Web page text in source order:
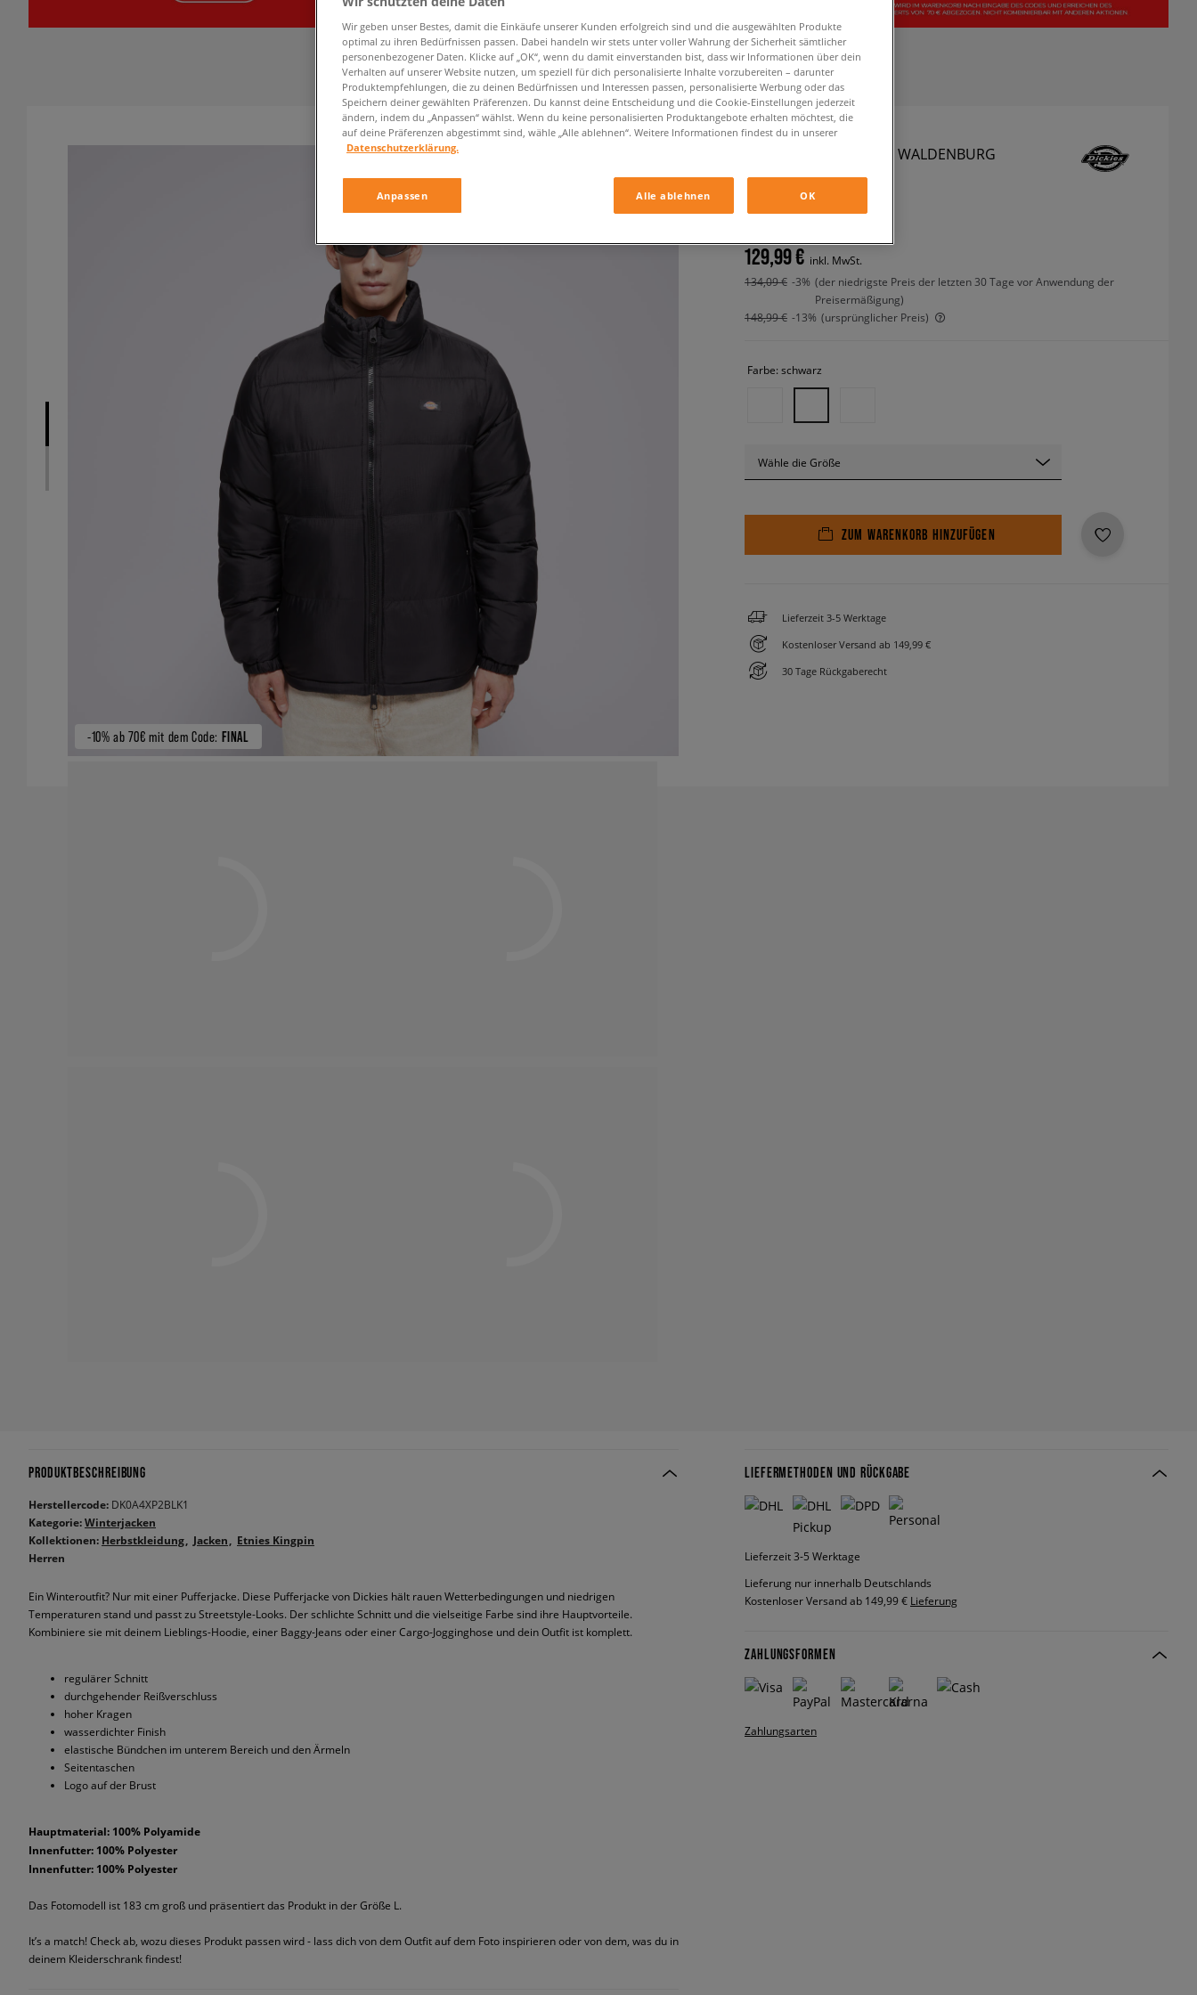
-10% ab 70€ mit dem Code: FINAL
DICKIES JACKE WINTER WALDENBURG
herren, winterjacken
129,99 € inkl. MwSt.
134,09 € -3% (der niedrigste Preis der letzten 30 Tage vor Anwendung der
Preisermäßigung)
148,99 € -13% (ursprünglicher Preis)
Farbe: schwarz
Wähle die Größe
ZUM WARENKORB HINZUFÜGEN
Lieferzeit 3-5 Werktage
Kostenloser Versand ab 149,99 €
30 Tage Rückgaberecht
PRODUKTBESCHREIBUNG
Herstellercode: DK0A4XP2BLK1
Kategorie:Winterjacken
Kollektionen: Herbstkleidung Jacken
Etnies Kingpin
Herren
Ein Winteroutfit? Nur mit einer Pufferjacke. Diese Pufferjacke von Dickies hält rauen Wetterbedingungen und niedrigen
Temperaturen stand und passt zu Streetstyle-Looks. Der schlichte Schnitt und die vielseitige Farbe sind ihre Hauptvorteile.
Kombiniere sie mit deinem Lieblings-Hoodie, einer Baggy-Jeans oder einer Cargo-Jogginghose und dein Outfit ist komplett.
regulärer Schnitt
durchgehender Reißverschluss
hoher Kragen
wasserdichter Finish
elastische Bündchen im unterem Bereich und den Ärmeln
Seitentaschen
Logo auf der Brust
Hauptmaterial: 100% Polyamide
Innenfutter: 100% Polyester
Innenfutter: 100% Polyester
Das Fotomodell ist 183 cm groß und präsentiert das Produkt in der Größe L.
It’s a match! Check ab, wozu dieses Produkt passen wird - lass dich von dem Outfit auf dem Foto inspirieren oder von dem, was du in
deinem Kleiderschrank findest!
LIEFERMETHODEN UND RÜCKGABE
Lieferzeit 3-5 Werktage
Lieferung nur innerhalb Deutschlands
Kostenloser Versand ab 149,99 € Lieferung
ZAHLUNGSFORMEN
Zahlungsarten
Wir geben unser Bestes, damit die Einkäufe unserer Kunden erfolgreich sind und die ausgewählten Produkte
optimal zu ihren Bedürfnissen passen. Dabei handeln wir stets unter voller Wahrung der Sicherheit sämtlicher
personenbezogener Daten. Klicke auf „OK“, wenn du damit einverstanden bist, dass wir Informationen über dein
Verhalten auf unserer Website nutzen, um speziell für dich personalisierte Inhalte vorzubereiten – darunter
Produktempfehlungen, die zu deinen Bedürfnissen und Interessen passen, personalisierte Werbung oder das
Speichern deiner gewählten Präferenzen. Du kannst deine Entscheidung und die Cookie-Einstellungen jederzeit
ändern, indem du „Anpassen“ wählst. Wenn du keine personalisierten Produktangebote erhalten möchtest, die
auf deine Präferenzen abgestimmt sind, wähle „Alle ablehnen“. Weitere Informationen findest du in unserer
Datenschutzerklärung.
Anpassen Alle ablehnen OK